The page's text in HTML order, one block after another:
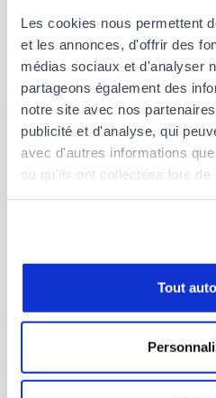
Les cookies nous permettent
et les annonces, d'offrir des
médias sociaux et d'analyser
partageons également des
notre site avec nos
publicité et d'analyse, qui
avec d'autres informations
ou qu'ils ont collectées lors
Tout
applications de
et services de mobilité,
périphériques, et
collaboration Cisco.
Prix :400 $ pour votre
votre Concentration
pour obtenir votre
certification
si aucun
œuvre de solutions de
Comment se